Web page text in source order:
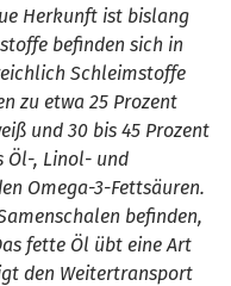
Herkunft ist bislang
befinden sich in
Schleimstoffe
zu etwa 25 Prozent
und 30 bis 45 Prozent
Öl-, Linol- und
Omega-3-Fettsäuren.
befinden,
fette Öl übt eine Art
den Weitertransport